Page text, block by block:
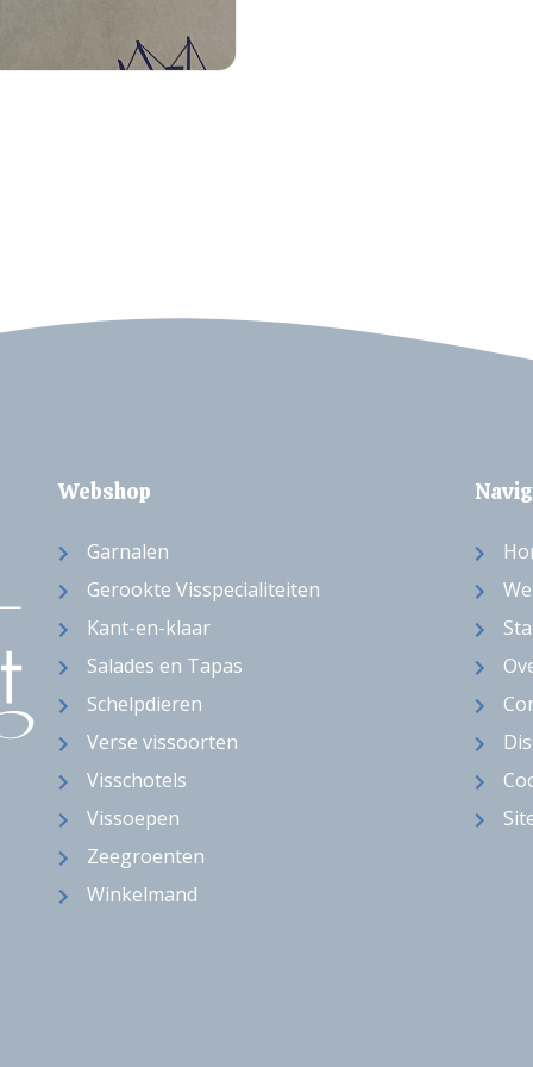
Webshop
Garnalen
Gerookte Visspecialiteiten
Kant-en-klaar
Salades en Tapas
Schelpdieren
Verse vissoorten
Visschotels
Vissoepen
Zeegroenten
Winkelmand